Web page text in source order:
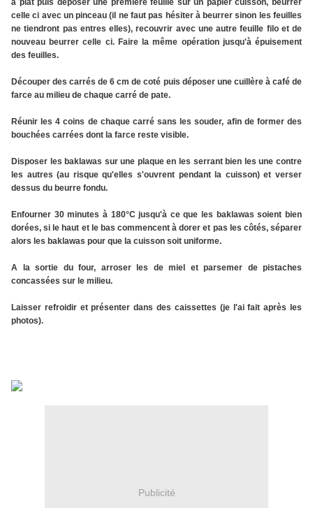
à plat puis déposer une première feuille sur un papier cuisson, beurrer
celle ci avec un pinceau (il ne faut pas hésiter à beurrer sinon les feuilles
ne tiendront pas entres elles), recouvrir avec une autre feuille filo et de
nouveau beurrer celle ci. Faire la même opération jusqu'à épuisement
des feuilles.
Découper des carrés de 6 cm de coté puis déposer une cuillère à café de
farce au milieu de chaque carré de pate.
Réunir les 4 coins de chaque carré sans les souder, afin de former des
bouchées carrées dont la farce reste visible.
Disposer les baklawas sur une plaque en les serrant bien les une contre
les autres (au risque qu'elles s'ouvrent pendant la cuisson) et verser
dessus du beurre fondu.
Enfourner 30 minutes à 180°C jusqu'à ce que les baklawas soient bien
dorées, si le haut et le bas commencent à dorer et pas les côtés, séparer
alors les baklawas pour que la cuisson soit uniforme.
A la sortie du four, arroser les de miel et parsemer de pistaches
concassées sur le milieu.
Laisser refroidir et présenter dans des caissettes (je l'ai fait après les
photos).
Publicité